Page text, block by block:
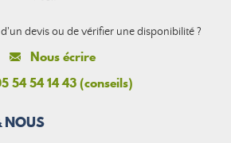
devis ou de vérifier une disponibilité ?
Nous écrire
54 54 14 43 (conseils)
NOUS